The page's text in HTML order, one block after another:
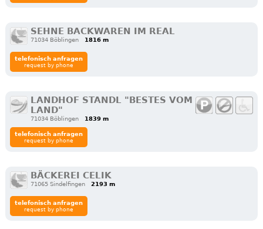
SEHNE BACKWAREN IM REAL
71034 Böblingen 1816 m
telefonisch anfragen
request by phone
LANDHOF STANDL "BESTES VOM
LAND"
71034 Böblingen 1839 m
telefonisch anfragen
request by phone
BÄCKEREI CELIK
71065 Sindelfingen 2193 m
telefonisch anfragen
request by phone